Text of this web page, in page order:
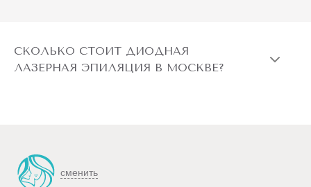
СКОЛЬКО СТОИТ ДИОДНАЯ
ЛАЗЕРНАЯ ЭПИЛЯЦИЯ В МОСКВЕ?
сменить